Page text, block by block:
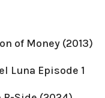
of Money (2013)
Luna Episode 1